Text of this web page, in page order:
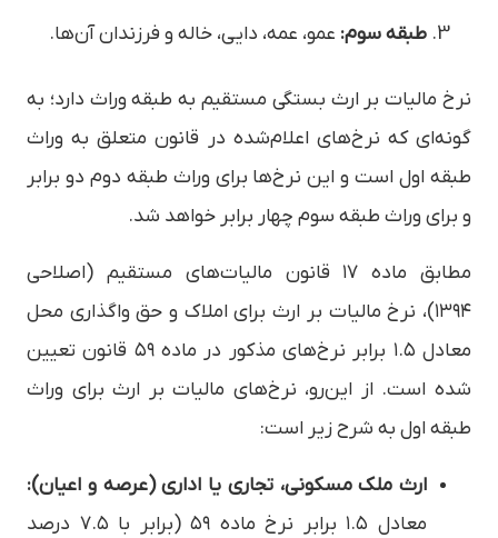
طبقه سوم: عمو، عمه، دایی، خاله و فرزندان آن‌ها.
نرخ مالیات بر ارث بستگی مستقیم به طبقه وراث دارد؛ به
گونه‌ای که نرخ‌های اعلام‌شده در قانون متعلق به وراث
طبقه اول است و این نرخ‌ها برای وراث طبقه دوم دو برابر
و برای وراث طبقه سوم چهار برابر خواهد شد.
مطابق ماده ۱۷ قانون مالیات‌های مستقیم (اصلاحی
۱۳۹۴)، نرخ مالیات بر ارث برای املاک و حق واگذاری محل
معادل ۱.۵ برابر نرخ‌های مذکور در ماده ۵۹ قانون تعیین
شده است. از این‌رو، نرخ‌های مالیات بر ارث برای وراث
طبقه اول به شرح زیر است:
ارث ملک مسکونی، تجاری یا اداری (عرصه و اعیان):
معادل ۱.۵ برابر نرخ ماده ۵۹ (برابر با ۷.۵ درصد